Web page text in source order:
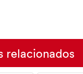
relacionados